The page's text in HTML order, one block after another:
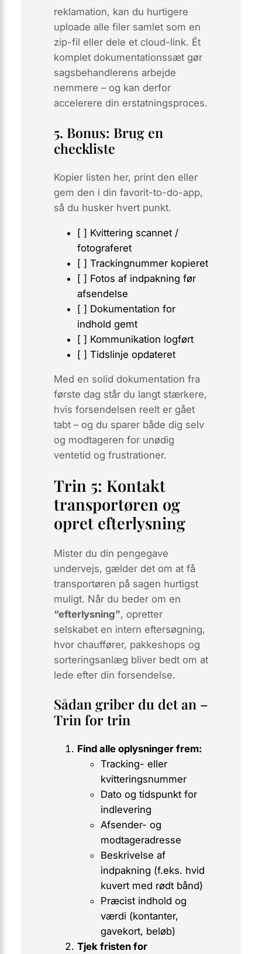
reklamation, kan du hurtigere
uploade alle filer samlet som en
zip-fil eller dele et cloud-link. Ét
komplet dokumentationssæt gør
sagsbehandlerens arbejde
nemmere – og kan derfor
accelerere din erstatningsproces.
5. Bonus: Brug en
checkliste
Kopier listen her, print den eller
gem den i din favorit-to-do-app,
så du husker hvert punkt.
[ ] Kvittering scannet /
fotograferet
[ ] Trackingnummer kopieret
[ ] Fotos af indpakning før
afsendelse
[ ] Dokumentation for
indhold gemt
[ ] Kommunikation logført
[ ] Tidslinje opdateret
Med en solid dokumentation fra
første dag står du langt stærkere,
hvis forsendelsen reelt er gået
tabt – og du sparer både dig selv
og modtageren for unødig
ventetid og frustrationer.
Trin 5: Kontakt
transportøren og
opret efterlysning
Mister du din pengegave
undervejs, gælder det om at få
transportøren på sagen hurtigst
muligt. Når du beder om en
“efterlysning”, opretter
selskabet en intern eftersøgning,
hvor chauffører, pakkeshops og
sorteringsanlæg bliver bedt om at
lede efter din forsendelse.
Sådan griber du det an –
Trin for trin
Find alle oplysninger frem:
Tracking- eller
kvitteringsnummer
Dato og tidspunkt for
indlevering
Afsender- og
modtageradresse
Beskrivelse af
indpakning (f.eks. hvid
kuvert med rødt bånd)
Præcist indhold og
værdi (kontanter,
gavekort, beløb)
Tjek fristen for